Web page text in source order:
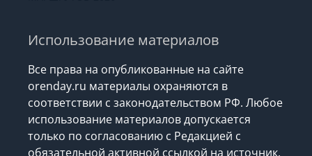
Использование материалов
Все права на опубликованные на сайте
orenday.ru материалы охраняются в
соответствии с законодательством РФ. Любое
использование материалов допускается
только по согласованию с Редакцией с
обязательной активной ссылкой на источник.